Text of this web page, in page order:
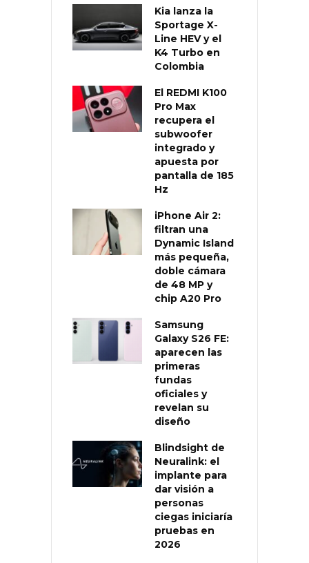
Kia lanza la
Sportage X-
Line HEV y el
K4 Turbo en
Colombia
El REDMI K100
Pro Max
recupera el
subwoofer
integrado y
apuesta por
pantalla de 185
Hz
iPhone Air 2:
filtran una
Dynamic Island
más pequeña,
doble cámara
de 48 MP y
chip A20 Pro
Samsung
Galaxy S26 FE:
aparecen las
primeras
fundas
oficiales y
revelan su
diseño
Blindsight de
Neuralink: el
implante para
dar visión a
personas
ciegas iniciaría
pruebas en
2026